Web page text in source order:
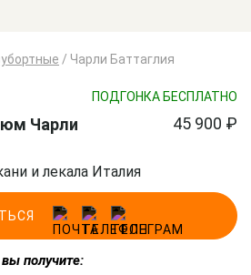
/ Чарли Баттаглия
ПОДГОНКА БЕСПЛАТНО
Чарли
45 900 ₽
и лекала Италия
получите: